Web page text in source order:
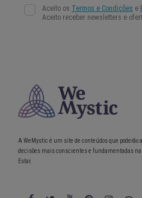
A WeMystic é um site de conteúdos que
decisões mais conscientes e fundamentadas
Estar.